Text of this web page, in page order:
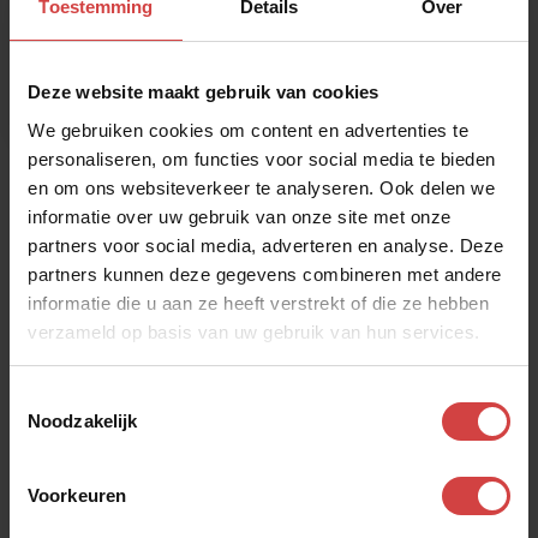
Toestemming Details Over
Deze website maakt gebruik van cookies
We gebruiken cookies om content en advertenties te
personaliseren, om functies voor social media te bieden
en om ons websiteverkeer te analyseren. Ook delen we
informatie over uw gebruik van onze site met onze
partners voor social media, adverteren en analyse. Deze
partners kunnen deze gegevens combineren met andere
informatie die u aan ze heeft verstrekt of die ze hebben
verzameld op basis van uw gebruik van hun services.
Noodzakelijk
Voorkeuren